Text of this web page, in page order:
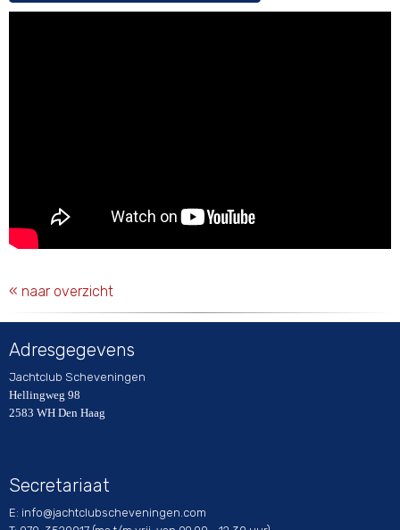
« naar overzicht
Adresgegevens
Jachtclub Scheveningen
Hellingweg 98
2583 WH Den Haag
Secretariaat
E: ofni@jachtclubscheveningen.com